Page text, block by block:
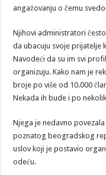
angažovanju o čemu
Njihovi administratori
da ubacuju svoje prijatelje
Navodeći da su im svi
organizuju. Kako nam je
broje po više od 10.000
Nekada ih bude i po
Njega je nedavno
poznatog beogradskog
uslov koji je postavio
odeću.